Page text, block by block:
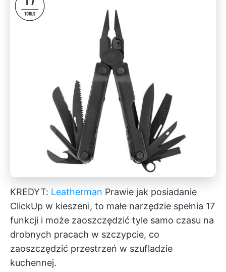
KREDYT: Leatherman Prawie jak posiadanie
ClickUp w kieszeni, to małe narzędzie spełnia 17
funkcji i może zaoszczędzić tyle samo czasu na
drobnych pracach w szczypcie, co
zaoszczędzić przestrzeń w szufladzie
kuchennej.